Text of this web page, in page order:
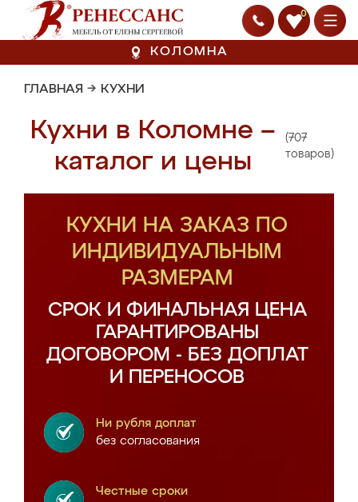
0
КОЛОМНА
ГЛАВНАЯ → КУХНИ
Кухни в Коломне –
каталог и цены
(707
товаров)
КУХНИ НА ЗАКАЗ ПО
ИНДИВИДУАЛЬНЫМ
РАЗМЕРАМ
СРОК И ФИНАЛЬНАЯ ЦЕНА
ГАРАНТИРОВАНЫ
ДОГОВОРОМ - БЕЗ ДОПЛАТ
И ПЕРЕНОСОВ
Ни рубля доплат
без согласования
Честные сроки